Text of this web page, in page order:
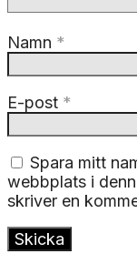
Namn *
E-post *
Spara mitt
webbplats i
skriver en